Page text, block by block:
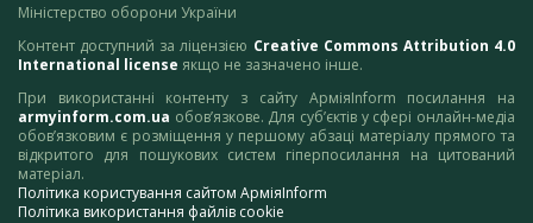
Міністерство оборони України
Контент доступний за ліцензією Creative Commons Attribution 4.0
International license якщо не зазначено інше.
При використанні контенту з сайту АрміяInform посилання на
armyinform.com.ua обов’язкове. Для суб’єктів у сфері онлайн-медіа
обов’язковим є розміщення у першому абзаці матеріалу прямого та
відкритого для пошукових систем гіперпосилання на цитований
матеріал.
Політика користування сайтом АрміяInform
Політика використання файлів cookie